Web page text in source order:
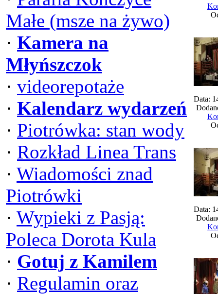
Małe (msze na żywo)
· Kamera na
Młyńszczok
· videorepotaże
· Kalendarz wydarzeń
· Piotrówka: stan wody
· Rozkład Linea Trans
· Wiadomości znad
Piotrówki
· Wypieki z Pasją:
Poleca Dorota Kula
· Gotuj z Kamilem
· Regulamin oraz
Data:
Data: